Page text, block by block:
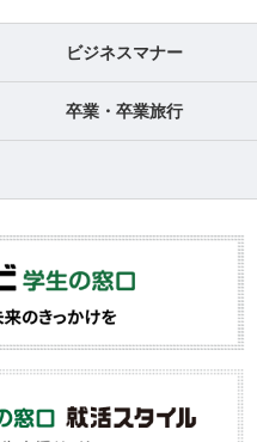
ビジネスマナー
卒業・卒業旅行